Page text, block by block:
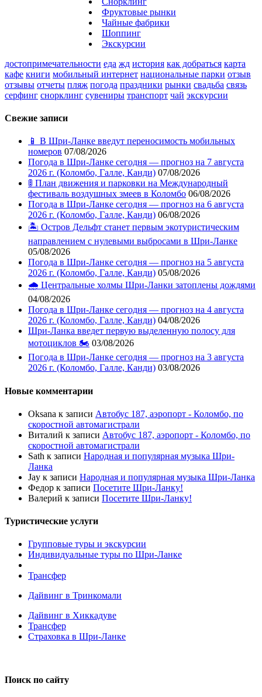
Фруктовые рынки
Чайные фабрики
Шоппинг
Экскурсии
достопримечательности еда жд история как добраться карта
кафе книги мобильный интернет национальные парки отзыв
отзывы отчеты пляж погода праздники рынки свадьба связь
серфинг снорклинг сувениры транспорт чай экскурсии
Свежие записи
📱 В Шри-Ланке введут переносимость мобильных
номеров 07/08/2026
Погода в Шри-Ланке сегодня — прогноз на 7 августа
2026 г. (Коломбо, Галле, Канди) 07/08/2026
🚦 План движения и парковки на Международный
фестиваль воздушных змеев в Коломбо 06/08/2026
Погода в Шри-Ланке сегодня — прогноз на 6 августа
2026 г. (Коломбо, Галле, Канди) 06/08/2026
🏝️ Остров Дельфт станет первым экотуристическим
направлением с нулевыми выбросами в Шри-Ланке
05/08/2026
Погода в Шри-Ланке сегодня — прогноз на 5 августа
2026 г. (Коломбо, Галле, Канди) 05/08/2026
🌧️ Центральные холмы Шри-Ланки затоплены дождями
04/08/2026
Погода в Шри-Ланке сегодня — прогноз на 4 августа
2026 г. (Коломбо, Галле, Канди) 04/08/2026
Шри-Ланка введет первую выделенную полосу для
мотоциклов 🏍️ 03/08/2026
Погода в Шри-Ланке сегодня — прогноз на 3 августа
2026 г. (Коломбо, Галле, Канди) 03/08/2026
Новые комментарии
Oksana к записи Автобус 187, аэропорт - Коломбо, по
скоростной автомагистрали
Виталий к записи Автобус 187, аэропорт - Коломбо, по
скоростной автомагистрали
Sath к записи Народная и популярная музыка Шри-
Ланка
Jay к записи Народная и популярная музыка Шри-Ланка
Федор к записи Посетите Шри-Ланку!
Валерий к записи Посетите Шри-Ланку!
Туристические услуги
Групповые туры и экскурсии
Индивидуальные туры по Шри-Ланке
Трансфер
Дайвинг в Тринкомали
Дайвинг в Хиккадуве
Трансфер
Страховка в Шри-Ланке
Поиск по сайту